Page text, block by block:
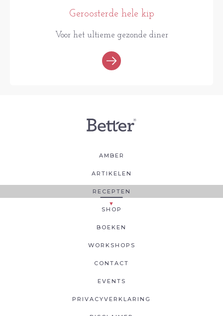
Geroosterde hele kip
Voor het ultieme gezonde diner
AMBER
ARTIKELEN
RECEPTEN
SHOP
BOEKEN
WORKSHOPS
CONTACT
EVENTS
PRIVACYVERKLARING